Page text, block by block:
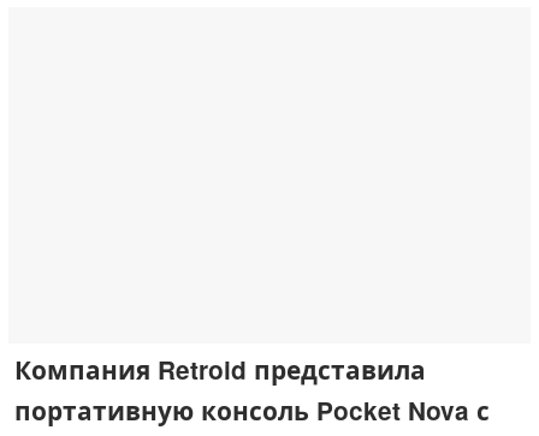
Компания Retroid представила
портативную консоль Pocket Nova с